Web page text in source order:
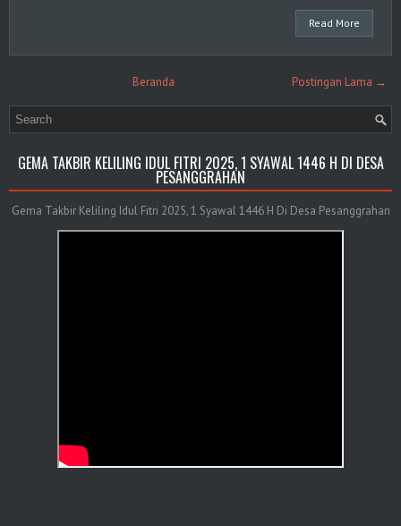
Read More
Postingan Lama →
Beranda
GEMA TAKBIR KELILING IDUL FITRI 2025, 1 SYAWAL 1446 H DI DESA
PESANGGRAHAN
Gema Takbir Keliling Idul Fitri 2025, 1 Syawal 1446 H Di Desa Pesanggrahan